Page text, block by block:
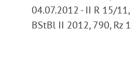
04.07.2012 - II R 15/
BStBl II 2012, 790, Rz